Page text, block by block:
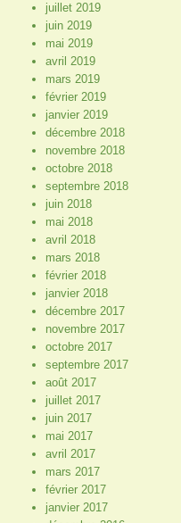
juillet 2019
juin 2019
mai 2019
avril 2019
mars 2019
février 2019
janvier 2019
décembre 2018
novembre 2018
octobre 2018
septembre 2018
juin 2018
mai 2018
avril 2018
mars 2018
février 2018
janvier 2018
décembre 2017
novembre 2017
octobre 2017
septembre 2017
août 2017
juillet 2017
juin 2017
mai 2017
avril 2017
mars 2017
février 2017
janvier 2017